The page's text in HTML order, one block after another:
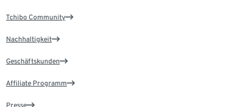
Tchibo Community
Nachhaltigkeit
Geschäftskunden
Affiliate Programm
Presse